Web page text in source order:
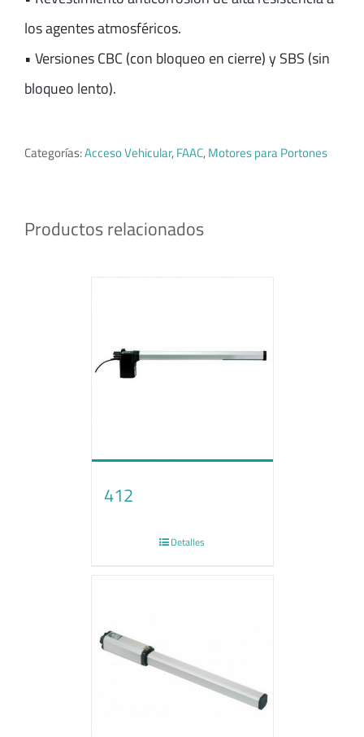
los agentes atmosféricos.
• Versiones CBC (con bloqueo en cierre) y SBS (sin
bloqueo lento).
Categorías:Acceso Vehicular,FAAC,Motores para Portones
Productos relacionados
412
Detalles